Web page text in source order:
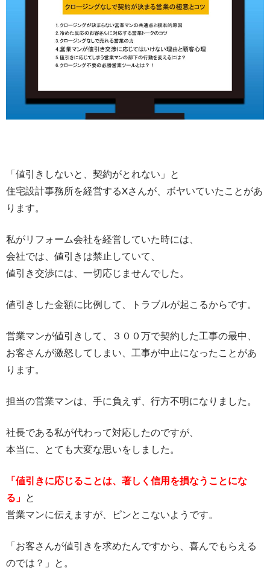
「値引きしないと、契約がとれない」と
住宅設計事務所を経営するXさんが、ボヤいていたことがあ
ります。
私がリフォーム会社を経営していた時には、
会社では、値引きは禁止していて、
値引き交渉には、一切応じませんでした。
値引きした金額に比例して、トラブルが起こるからです。
営業マンが値引きして、３００万で契約した工事の最中、
お客さんが激怒してしまい、工事が中止になったことがあ
ります。
担当の営業マンは、手に負えず、行方不明になりました。
社長である私が代わって対応したのですが、
本当に、とても大変な思いをしました。
「値引きに応じることは、著しく信用を損なうことにな
る」 と
営業マンに伝えますが、ピンとこないようです。
「お客さんが値引きを求めたんですから、喜んでもらえる
のでは？」と。